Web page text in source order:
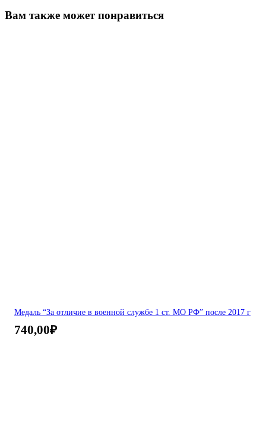
Вам также может понравиться
Медаль “За отличие в военной службе 1 ст. МО РФ” после 2017 г
740,00₽